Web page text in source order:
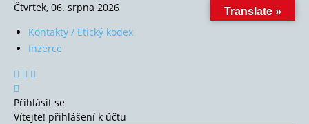
Čtvrtek, 06. srpna 2026
Kontakty / Etický kodex
Inzerce
Přihlásit se
Vítejte! přihlášení k účtu
Translate »